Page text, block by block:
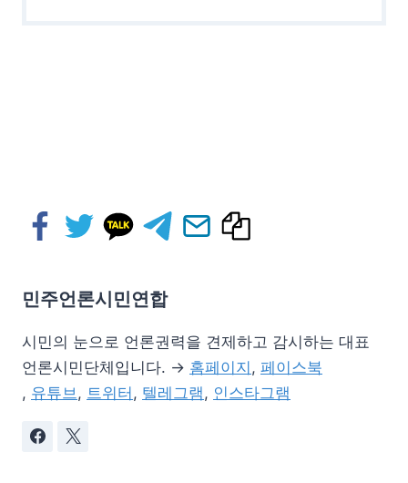
민주언론시민연합
시민의 눈으로 언론권력을 견제하고 감시하는 대표
언론시민단체입니다. → 홈페이지 , 페이스북
, 유튜브 , 트위터 , 텔레그램 , 인스타그램